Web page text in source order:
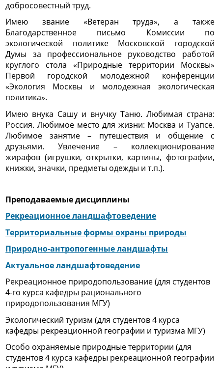
добросовестный труд.
Имею звание «Ветеран труда», а также
Благодарственное письмо Комиссии по
экологической политике Московской городской
Думы за профессиональное руководство работой
круглого стола «Природные территории Москвы»
Первой городской молодежной конференции
«Экология Москвы и молодежная экологическая
политика».
Имею внука Сашу и внучку Таню. Любимая страна:
Россия. Любимое место для жизни: Москва и Туапсе.
Любимое занятие – путешествия и общение с
друзьями. Увлечение – коллекционирование
жирафов (игрушки, открытки, картины, фотографии,
книжки, значки, предметы одежды и т.п.).
Преподаваемые дисциплины
Рекреационное ландшафтоведение
Территориальные формы охраны природы
Природно-антропогенные ландшафты
Актуальное ландшафтоведение
Рекреационное природопользование (для студентов
4-го курса кафедры рационального
природопользования МГУ)
Экологический туризм (для студентов 4 курса
кафедры рекреационной географии и туризма МГУ)
Особо охраняемые природные территории (для
студентов 4 курса кафедры рекреационной географии